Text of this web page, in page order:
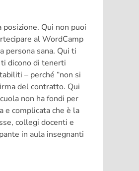
Qui non puoi
al WordCamp
persona sana. Qui ti
dicono di tenerti
– perché “non si
del contratto. Qui
non ha fondi per
e complicata che è la
collegi docenti e
in aula insegnanti